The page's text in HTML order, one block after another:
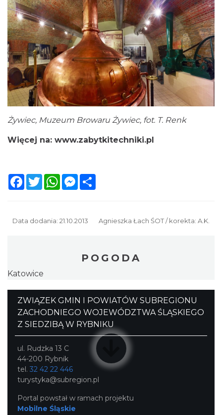
Żywiec, Muzeum Browaru Żywiec, fot. T. Renk
Więcej na: www.zabytkitechniki.pl
Facebook
TwitterWhatsAppMessenger
Data dodania: 21.10.2013 Agnieszka Łach ŚOT / korekta: A.K.
POGODA
Katowice
ZWIĄZEK GMIN I POWIATÓW SUBREGIONU
ZACHODNIEGO WOJEWÓDZTWA ŚLĄSKIEGO
Z SIEDZIBĄ W RYBNIKU
ul. Rudzka 13 C
44-200 Rybnik
tel. 32 42 22 446
turystyka@subregion.pl
Portal powstał w ramach projektu
Mobilne Śląskie